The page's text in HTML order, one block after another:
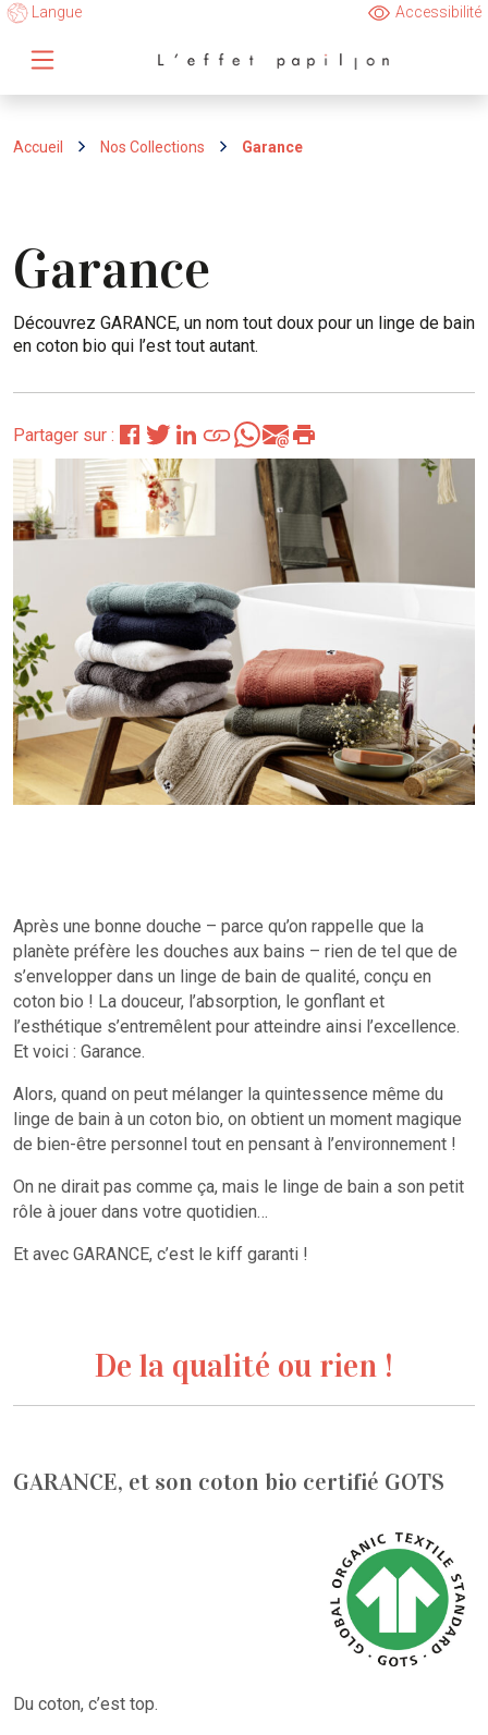
Langue Accessibilité
Accueil Nos Collections Garance
Garance
Découvrez GARANCE, un nom tout doux pour un linge de bain
en coton bio qui l’est tout autant.
Partager sur :
Après une bonne douche – parce qu’on rappelle que la
planète préfère les douches aux bains – rien de tel que de
s’envelopper dans un linge de bain de qualité, conçu en
coton bio ! La douceur, l’absorption, le gonflant et
l’esthétique s’entremêlent pour atteindre ainsi l’excellence.
Et voici : Garance.
Alors, quand on peut mélanger la quintessence même du
linge de bain à un coton bio, on obtient un moment magique
de bien-être personnel tout en pensant à l’environnement !
On ne dirait pas comme ça, mais le linge de bain a son petit
rôle à jouer dans votre quotidien…
Et avec GARANCE, c’est le kiff garanti !
De la qualité ou rien !
GARANCE, et son coton bio certifié GOTS
Du coton, c’est top.